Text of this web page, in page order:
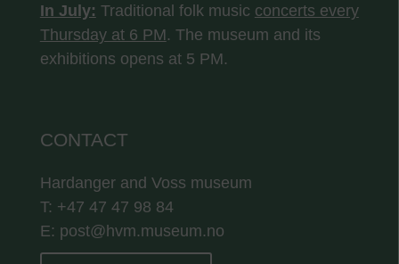
In July: Traditional folk music concerts every
Thursday at 6 PM. The museum and its
exhibitions opens at 5 PM.
CONTACT
Hardanger and Voss museum
T: +47 47 47 98 84
E: post@hvm.museum.no